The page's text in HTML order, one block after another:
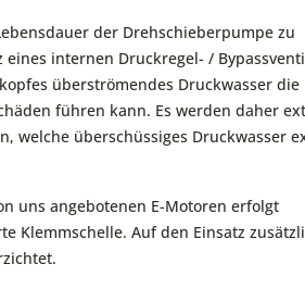
der Drehschieberpumpe zu
internen Druckregel- /
überströmendes Druckwasser die
führen kann. Es werden daher
welche überschüssiges Druckwasser
uns angebotenen E-Motoren erfolgt
Klemmschelle. Auf den Einsatz